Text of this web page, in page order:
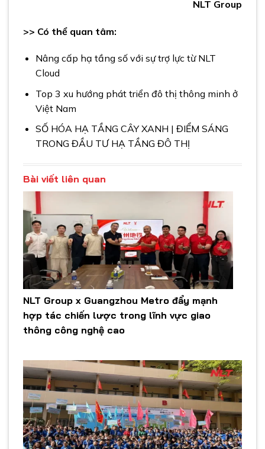
NLT Group
>> Có thể quan tâm:
Nâng cấp hạ tầng số với sự trợ lực từ NLT
Cloud
Top 3 xu hướng phát triển đô thị thông minh ở
Việt Nam
SỐ HÓA HẠ TẦNG CÂY XANH | ĐIỂM SÁNG
TRONG ĐẦU TƯ HẠ TẦNG ĐÔ THỊ
Bài viết liên quan
NLT Group x Guangzhou Metro đẩy mạnh
hợp tác chiến lược trong lĩnh vực giao
thông công nghệ cao